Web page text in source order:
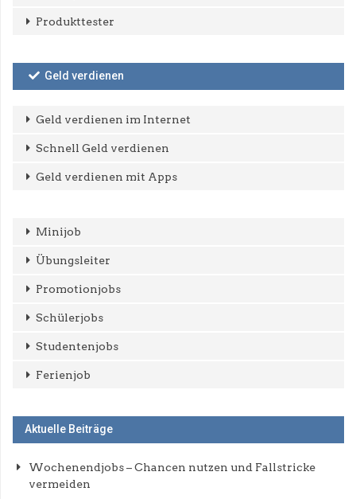
Produkttester
Geld verdienen
Geld verdienen im Internet
Schnell Geld verdienen
Geld verdienen mit Apps
Minijob
Übungsleiter
Promotionjobs
Schülerjobs
Studentenjobs
Ferienjob
Aktuelle Beiträge
Wochenendjobs – Chancen nutzen und Fallstricke
vermeiden